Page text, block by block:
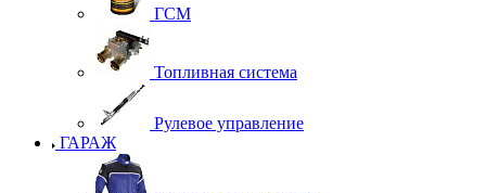
ГСМ
Топливная система
Рулевое управление
ГАРАЖ